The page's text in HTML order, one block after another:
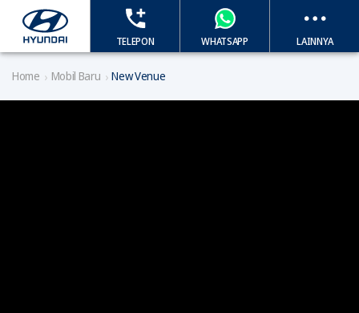
TELEPON WHATSAPP LAINNYA
Home Mobil Baru New Venue